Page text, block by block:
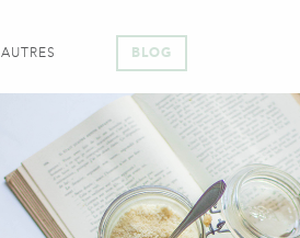
AUTRES BLOG